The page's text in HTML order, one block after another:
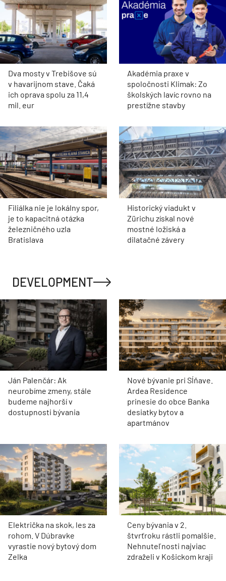
Dva mosty v Trebišove sú
v havarijnom stave. Čaká
ich oprava spolu za 11,4
mil. eur
Akadémia praxe v
spoločnosti Klimak: Zo
školských lavíc rovno na
prestížne stavby
Filiálka nie je lokálny spor,
je to kapacitná otázka
železničného uzla
Bratislava
Historický viadukt v
Zürichu získal nové
mostné ložiská a
dilatačné závery
DEVELOPMENT
Ján Palenčár: Ak
neurobíme zmeny, stále
budeme najhorší v
dostupnosti bývania
Nové bývanie pri Sĺňave.
Ardea Residence
prinesie do obce Banka
desiatky bytov a
apartmánov
Električka na skok, les za
rohom. V Dúbravke
vyrastie nový bytový dom
Zelka
Ceny bývania v 2.
štvrťroku rástli pomalšie.
Nehnuteľnosti najviac
zdraželi v Košickom kraji